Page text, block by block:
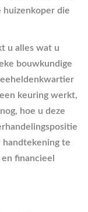
huizenkoper die
u alles wat u
bouwkundige
keuring werkt,
hoe u deze
te
financieel